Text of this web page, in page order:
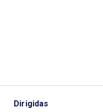
Dirigidas